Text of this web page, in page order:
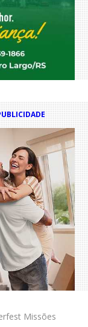
Missões